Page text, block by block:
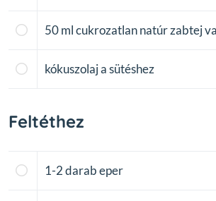
50ml cukrozatlan natúr zabtej
kókuszolaj a sütéshez
Feltéthez
1-2darab eper